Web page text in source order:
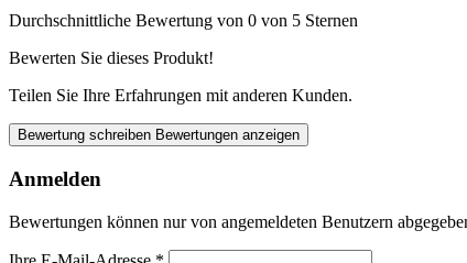
Durchschnittliche Bewertung von 0 von 5 Sternen
Bewerten Sie dieses Produkt!
Teilen Sie Ihre Erfahrungen mit anderen Kunden.
Bewertung schreiben Bewertungen anzeigen
Anmelden
Bewertungen können nur von angemeldeten Benutzern